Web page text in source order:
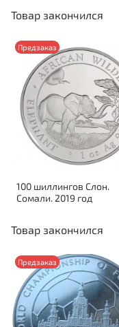
Товар закончился
Предзаказ
100 шиллингов Слон.
Сомали. 2019 год
Товар закончился
Предзаказ